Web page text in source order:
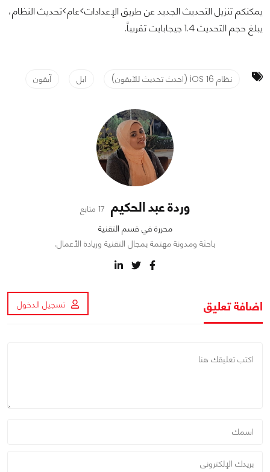
يمكنكم تنزيل التحديث الجديد عن طريق الإعدادات>عام>تحديث النظام،
يبلغ حجم التحديث 1.4 جيجابايت تقريباً.
نظام 16 iOS (احدث تحديث للآيفون) ابل آيفون
وردة عبد الحكيم 17 متابع
محررة في قسم التقنية
باحثة ومدونة مهتمة بمجال التقنية وريادة الأعمال.
اضافة تعليق تسجيل الدخول